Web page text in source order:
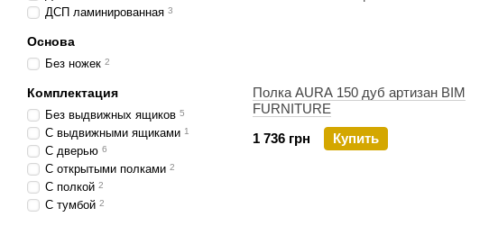
Полка AURA 150 дуб артизан BIM
FURNITURE
1 736 грн
Купить
ДСП ламинированная 3
Основа
Без ножек 2
Комплектация
Без выдвижных ящиков 5
С выдвижными ящиками 1
С дверью 6
С открытыми полками 2
С полкой 2
С тумбой 2